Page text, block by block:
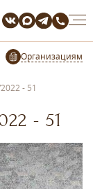
Организациям
- 51
- 51